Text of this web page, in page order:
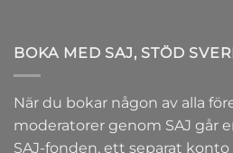
BOKA MED SAJ, STÖD
När du bokar någon av alla
moderatorer genom SAJ går
SAJ-fonden, ett separat